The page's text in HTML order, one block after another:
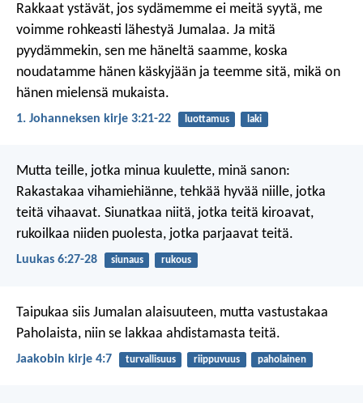
Rakkaat ystävät, jos sydämemme ei meitä syytä, me
voimme rohkeasti lähestyä Jumalaa. Ja mitä
pyydämmekin, sen me häneltä saamme, koska
noudatamme hänen käskyjään ja teemme sitä, mikä on
hänen mielensä mukaista.
1. Johanneksen kirje 3:21-22 luottamus laki
Mutta teille, jotka minua kuulette, minä sanon:
Rakastakaa vihamiehiänne, tehkää hyvää niille, jotka
teitä vihaavat. Siunatkaa niitä, jotka teitä kiroavat,
rukoilkaa niiden puolesta, jotka parjaavat teitä.
Luukas 6:27-28 siunaus rukous
Taipukaa siis Jumalan alaisuuteen, mutta vastustakaa
Paholaista, niin se lakkaa ahdistamasta teitä.
Jaakobin kirje 4:7 turvallisuus riippuvuus paholainen